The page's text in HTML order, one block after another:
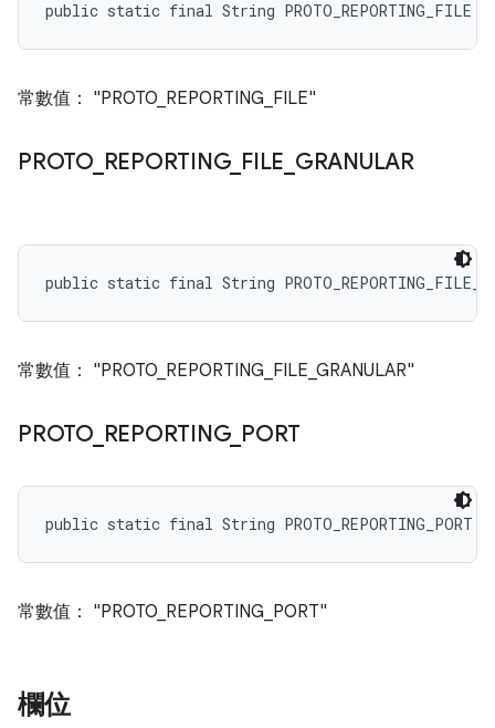
public static final String PROTO_REPORTING_FILE
常數值： "PROTO_REPORTING_FILE"
PROTO_ REPORTING_ FILE GRANULAR
public static final String
常數值： "PROTO_REPORTING_FILE_GRANULAR"
PROTO_ REPORTING_ PORT
public static final String PROTO_REPORTING_PORT
常數值： "PROTO_REPORTING_PORT"
欄位